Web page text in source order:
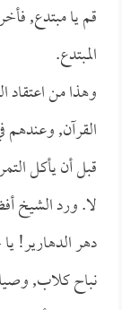
قم يا مبتدع,
المبتدع.
وهذا من
القرآن, وعندهم
قبل أن يأكل
لا. ورد الشيخ
دهر الدهارير!
نباح كلاب,